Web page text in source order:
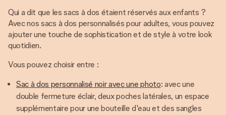
Qui a dit que les sacs à dos étaient réservés aux enfants ?
Avec nos sacs à dos personnalisés pour adultes, vous pouvez
ajouter une touche de sophistication et de style à votre look
quotidien.
Vous pouvez choisir entre :
Sac à dos personnalisé noir avec une photo: avec une
double fermeture éclair, deux poches latérales, un espace
supplémentaire pour une bouteille d'eau et des sangles